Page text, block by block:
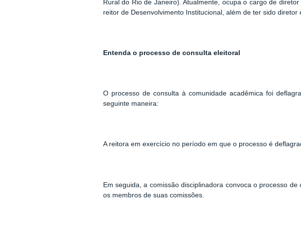
Rural do Rio de Janeiro). Atualmente, ocupa o cargo de
reitor de Desenvolvimento Institucional, além de ter sido diretor
Entenda o processo de consulta eleitoral
O processo de consulta à comunidade acadêmica foi
seguinte maneira:
A reitora em exercício no período em que o processo é
Em seguida, a comissão disciplinadora convoca o processo
os membros de suas comissões.